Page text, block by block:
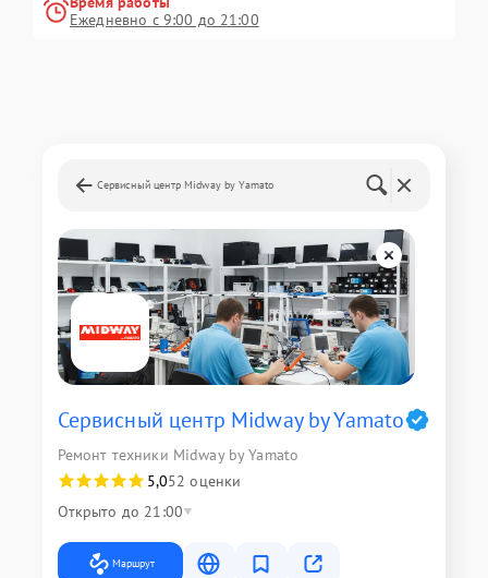
Ежедневно с 9:00 до 21:00
Сервисный центр Midway by Yamato
Сервисный центр Midway by Yamato
Ремонт техники Midway by Yamato
5,052 оценки
Открыто до 21:00
Маршрут